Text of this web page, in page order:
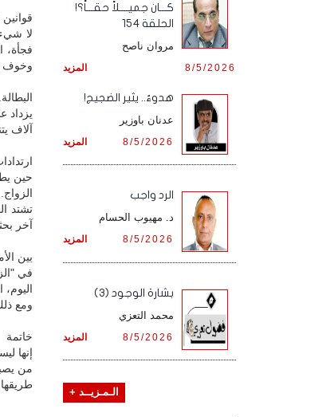
لا
فجأة،
وخوف
يزداد
آلاف
حين
الزواج.
تشتد
آخر
بين
في
ومع
خاتمة
إنها
من
كـــان جميــــلاً حقـــاً؟!
الحلقة 154
مروان ناصح
المزيد 8/5/2026
هدوءٌ.. يثير الضجيج!
عدنان باوزير
المزيد 8/5/2026
الرد واجب
د. مهيوب الحسام
المزيد 8/5/2026
بشارة الوجود (3)
محمد التعزي
المزيد 8/5/2026
الـمـزيــد +